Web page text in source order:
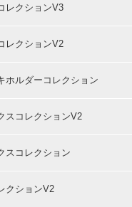
レクションV3
レクションV2
ホルダーコレクション
スコレクションV2
スコレクション
クションV2